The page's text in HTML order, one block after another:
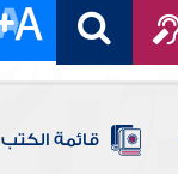
قائمة الكتب